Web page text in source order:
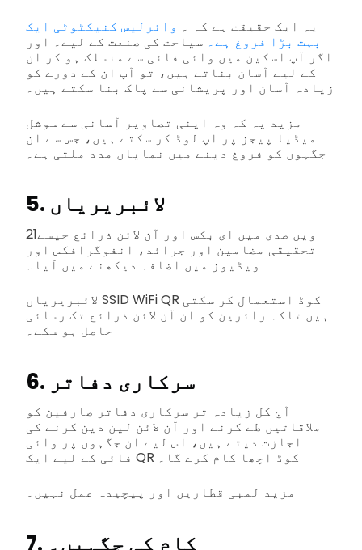
یہ ایک حقیقت ہے کہ ۔ وائرلیس کنیکٹوٹی ایک
بہت بڑا فروغ ہے۔ سیاحت کی صنعت کے لیے۔ اور
اگر آپ اسکین میں وائی فائی سے منسلک ہو کر ان
کے لیے آسان بناتے ہیں، تو آپ ان کے دورے کو
زیادہ آسان اور پریشانی سے پاک بنا سکتے ہیں۔
مزید یہ کہ وہ اپنی تصاویر آسانی سے سوشل
میڈیا پیجز پر اپ لوڈ کر سکتے ہیں، جس سے ان
جگہوں کو فروغ دینے میں نمایاں مدد ملتی ہے۔
5. لائبریریاں
21ویں صدی میں ای بکس اور آن لائن ذرائع جیسے
تحقیقی مضامین اور جرائد، انفوگرافکس اور
ویڈیوز میں اضافہ دیکھنے میں آیا۔
لائبریریاں SSID WiFi QR کوڈ استعمال کر سکتی
ہیں تاکہ زائرین کو ان آن لائن ذرائع تک رسائی
حاصل ہو سکے۔
6. سرکاری دفاتر
آج کل زیادہ تر سرکاری دفاتر صارفین کو
ملاقاتیں طے کرنے اور آن لائن لین دین کرنے کی
اجازت دیتے ہیں، اس لیے ان جگہوں پر وائی
فائی کے لیے ایک QR کوڈ اچھا کام کرے گا۔
مزید لمبی قطاریں اور پیچیدہ عمل نہیں۔
7. کام کی جگہیں۔